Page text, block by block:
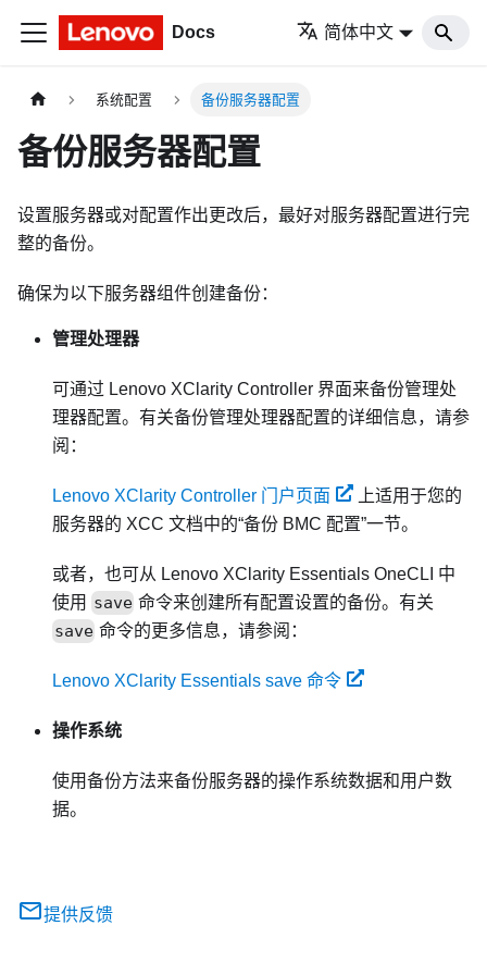
Docs 简体中文
系统配置 备份服务器配置
备份服务器配置
设置服务器或对配置作出更改后，最好对服务器配置进行完
整的备份。
确保为以下服务器组件创建备份：
管理处理器
可通过 Lenovo XClarity Controller 界面来备份管理处
理器配置。有关备份管理处理器配置的详细信息，请参
阅：
Lenovo XClarity Controller 门户页面
上适用于您的
服务器的 XCC 文档中的“备份 BMC 配置”一节。
或者，也可从 Lenovo XClarity Essentials OneCLI 中
使用 save 命令来创建所有配置设置的备份。有关
save 命令的更多信息，请参阅：
Lenovo XClarity Essentials save 命令
操作系统
使用备份方法来备份服务器的操作系统数据和用户数
据。
提供反馈